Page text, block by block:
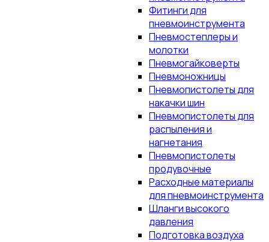
Фитинги для
пневмоинструмента
Пневмостеплеры и
молотки
Пневмогайковерты
Пневмоножницы
Пневмопистолеты для
накачки шин
Пневмопистолеты для
распыления и
нагнетания
Пневмопистолеты
продувочные
Расходные материалы
для пневмоинструмента
Шланги высокого
давления
Подготовка воздуха